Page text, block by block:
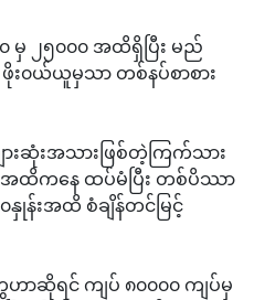
မှ ၂၅၀၀၀ အထိရှိပြီး မည်
း၀ယ်ယူမှသာ တစ်နပ်စာစား
းဆုံးအသားဖြစ်တဲ့ကြက်သား
အထိကနေ ထပ်မံပြီး တစ်ပိဿာ
နှုန်းအထိ စံချိန်တင်မြင့်
ာဆိုရင် ကျပ် ‌၈၀၀၀၀ ကျပ်မှ